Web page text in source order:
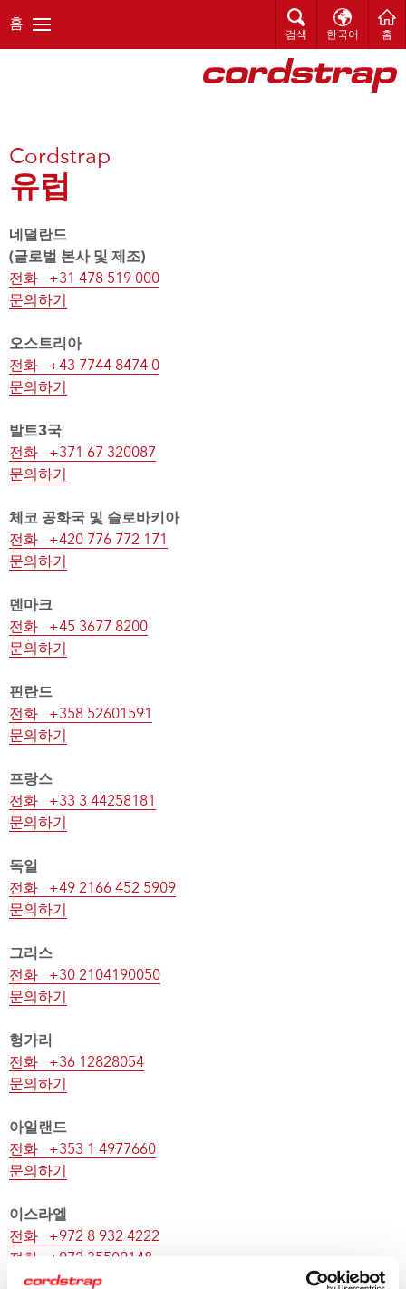
홈
검색 한국어 홈
Cordstrap
유럽
네덜란드
(글로벌 본사 및 제조)
전화 +31 478 519 000
문의하기
오스트리아
전화 +43 7744 8474 0
문의하기
발트3국
전화 +371 67 320087
문의하기
체코 공화국 및 슬로바키아
전화 +420 776 772 171
문의하기
덴마크
전화 +45 3677 8200
문의하기
핀란드
전화 +358 52601591
문의하기
프랑스
전화 +33 3 44258181
문의하기
독일
전화 +49 2166 452 5909
문의하기
그리스
전화 +30 2104190050
문의하기
헝가리
전화 +36 12828054
문의하기
아일랜드
전화 +353 1 4977660
문의하기
이스라엘
전화 +972 8 932 4222
전화 +972 35509148
문의하기